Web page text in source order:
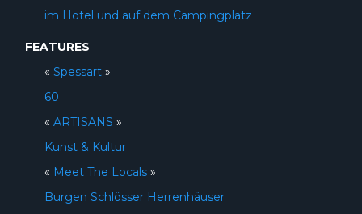
im Hotel und auf dem Campingplatz
FEATURES
« Spessart »
60
« ARTISANS »
Kunst & Kultur
« Meet The Locals »
Burgen Schlösser Herrenhäuser